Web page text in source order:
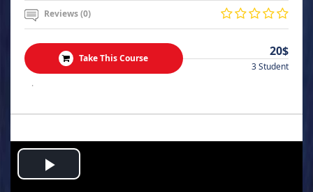
Reviews (0)
Take This Course 20$
3 Student
.
Play